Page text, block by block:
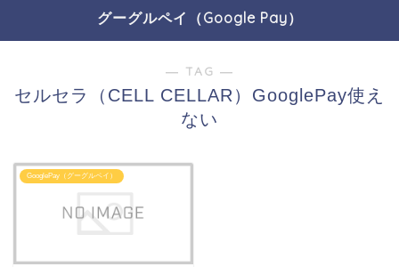
グーグルペイ（Google Pay）
― TAG ―
セルセラ（CELL CELLAR）GooglePay使え
ない
GooglePay（グーグルペイ）